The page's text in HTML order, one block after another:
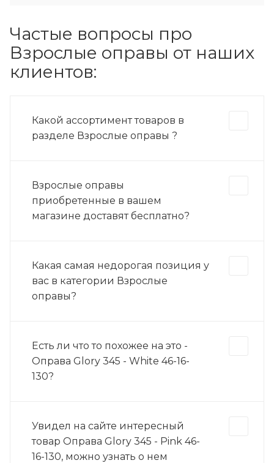
Частые вопросы про
Взрослые оправы от наших
клиентов:
Какой ассортимент товаров в
разделе Взрослые оправы ?
Взрослые оправы
приобретенные в вашем
магазине доставят бесплатно?
Какая самая недорогая позиция у
вас в категории Взрослые
оправы?
Есть ли что то похожее на это -
Оправа Glory 345 - White 46-16-
130?
Увидел на сайте интересный
товар Оправа Glory 345 - Pink 46-
16-130, можно узнать о нем